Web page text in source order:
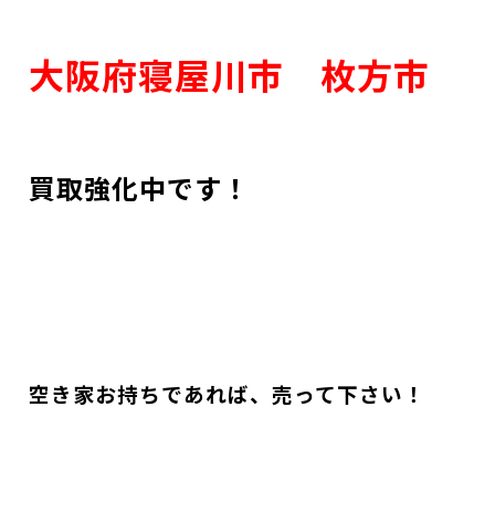
大阪府寝屋川市 枚方市
買取強化中です！
空き家お持ちであれば、売って下さい！